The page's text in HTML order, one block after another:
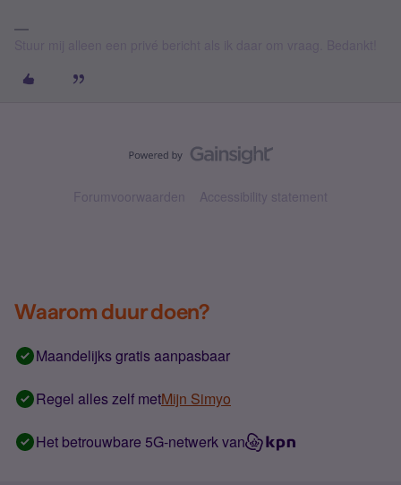
Forumvoorwaarden Accessibility statement
Waarom duur doen?
Maandelijks gratis aanpasbaar
Regel alles zelf metMijn Simyo
Het betrouwbare 5G-netwerk van